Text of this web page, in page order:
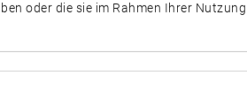
oder die sie im Rahmen Ihrer
aus. Dafür setzt das
die Manipulationsversuche
wird unautorisierter Zugriff auf die